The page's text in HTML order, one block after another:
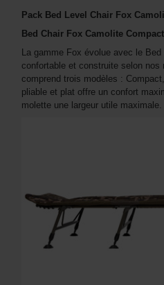
Pack Bed Level Chair Fox
Bed Chair Fox Camolite
La gamme Fox évolue avec le
confortable et construite selon nos
comprend trois modèles :
pliable et plat offre un confort
molette une largeur utile maximale.